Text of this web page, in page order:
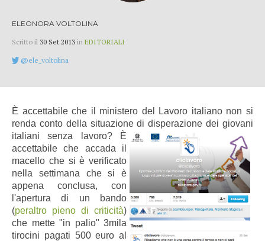
ELEONORA VOLTOLINA
Scritto il 30 Set 2013 in EDITORIALI
@ele_voltolina
È accettabile che il ministero del Lavoro italiano non si
renda conto della situazione di disperazione dei giovani
italiani senza lavoro?
È
accettabile che accada il
macello che si è verificato
nella settimana che si è
appena conclusa, con
l'apertura di un bando
(peraltro pieno di criticità)
che mette "in palio" 3mila
tirocini pagati 500 euro al